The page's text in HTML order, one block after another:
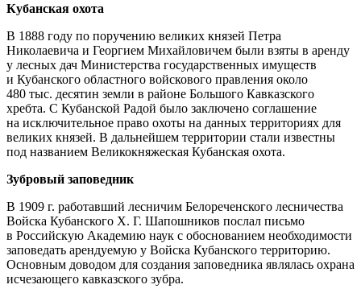
Кубанская охота
В 1888 году по поручению великих князей Петра
Николаевича и Георгием Михайловичем были взяты в аренду
у лесных дач Министерства государственных имуществ
и Кубанского областного войскового правления около
480 тыс. десятин земли в районе Большого Кавказского
хребта. С Кубанской Радой было заключено соглашение
на исключительное право охоты на данных территориях для
великих князей. В дальнейшем территории стали известны
под названием Великокняжеская Кубанская охота.
Зубровый заповедник
В 1909 г. работавший лесничим Белореченского лесничества
Войска Кубанского Х. Г. Шапошников послал письмо
в Российскую Академию наук с обоснованием необходимости
заповедать арендуемую у Войска Кубанского территорию.
Основным доводом для создания заповедника являлась охрана
исчезающего кавказского зубра.